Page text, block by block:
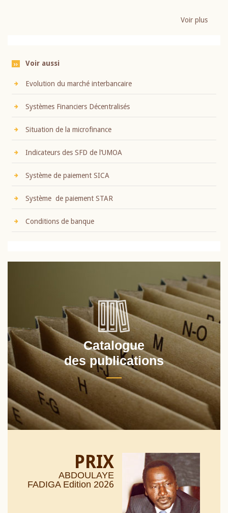
Voir plus
Voir aussi
Evolution du marché interbancaire
Systèmes Financiers Décentralisés
Situation de la microfinance
Indicateurs des SFD de l’UMOA
Système de paiement SICA
Système de paiement STAR
Conditions de banque
Catalogue
des publications
PRIX
ABDOULAYE
FADIGA Edition 2026